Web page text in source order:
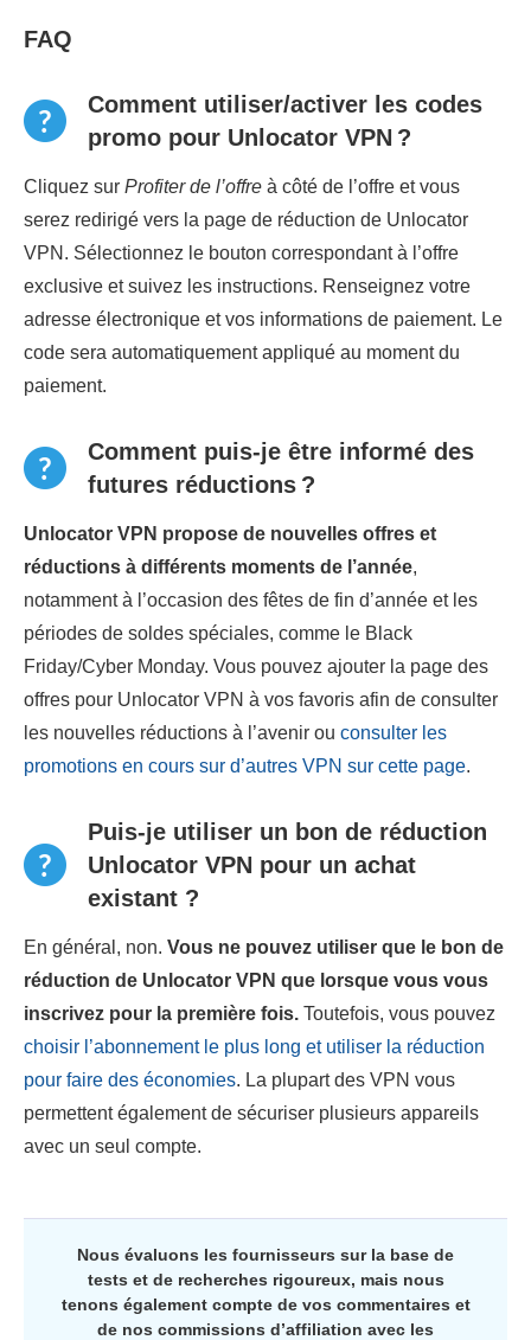
FAQ
Comment utiliser/activer les codes
promo pour Unlocator VPN ?
Cliquez sur Profiter de l’offre à côté de l’offre et vous
serez redirigé vers la page de réduction de Unlocator
VPN. Sélectionnez le bouton correspondant à l’offre
exclusive et suivez les instructions. Renseignez votre
adresse électronique et vos informations de paiement. Le
code sera automatiquement appliqué au moment du
paiement.
Comment puis-je être informé des
futures réductions ?
Unlocator VPN propose de nouvelles offres et
réductions à différents moments de l’année,
notamment à l’occasion des fêtes de fin d’année et les
périodes de soldes spéciales, comme le Black
Friday/Cyber Monday. Vous pouvez ajouter la page des
offres pour Unlocator VPN à vos favoris afin de consulter
les nouvelles réductions à l’avenir ou consulter les
promotions en cours sur d’autres VPN sur cette page.
Puis-je utiliser un bon de réduction
Unlocator VPN pour un achat
existant ?
En général, non. Vous ne pouvez utiliser que le bon de
réduction de Unlocator VPN que lorsque vous vous
inscrivez pour la première fois. Toutefois, vous pouvez
choisir l’abonnement le plus long et utiliser la réduction
pour faire des économies. La plupart des VPN vous
permettent également de sécuriser plusieurs appareils
avec un seul compte.
Nous évaluons les fournisseurs sur la base de
tests et de recherches rigoureux, mais nous
tenons également compte de vos commentaires et
de nos commissions d’affiliation avec les